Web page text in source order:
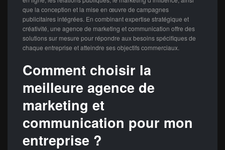
que la conception et la mise en œuvre de campagnes
publicitaires intégrées. En combinant expertise stratégique et
créativité, une agence de marketing et communication offre des
solutions sur mesure pour répondre aux besoins spécifiques de
chaque entreprise et atteindre ses objectifs commerciaux.
Comment choisir la
meilleure agence de
marketing et
communication pour mon
entreprise ?